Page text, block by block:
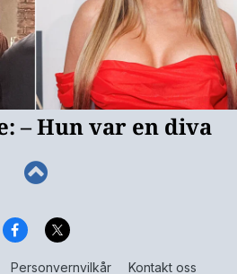
Personvernvilkår Kontakt oss